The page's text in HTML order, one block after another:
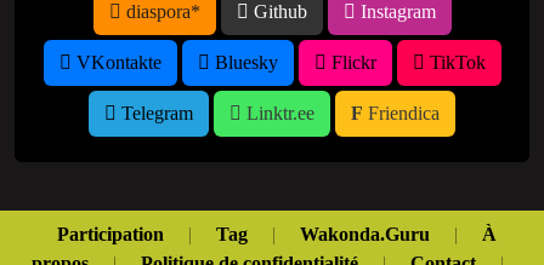
diaspora* Github Instagram
VKontakte Bluesky Flickr TikTok
Telegram Linktr.ee Friendica
Participation | Tag | Wakonda.Guru |
À